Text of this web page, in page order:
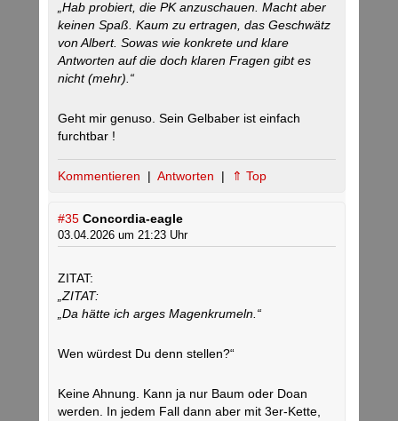
„Hab probiert, die PK anzuschauen. Macht aber
keinen Spaß. Kaum zu ertragen, das Geschwätz
von Albert. Sowas wie konkrete und klare
Antworten auf die doch klaren Fragen gibt es
nicht (mehr).“
Geht mir genuso. Sein Gelbaber ist einfach
furchtbar !
Kommentieren | Antworten | ⇑ Top
#35 Concordia-eagle
03.04.2026 um 21:23 Uhr
ZITAT:
„ZITAT:
„Da hätte ich arges Magenkrumeln.“
Wen würdest Du denn stellen?“
Keine Ahnung. Kann ja nur Baum oder Doan
werden. In jedem Fall dann aber mit 3er-Kette,